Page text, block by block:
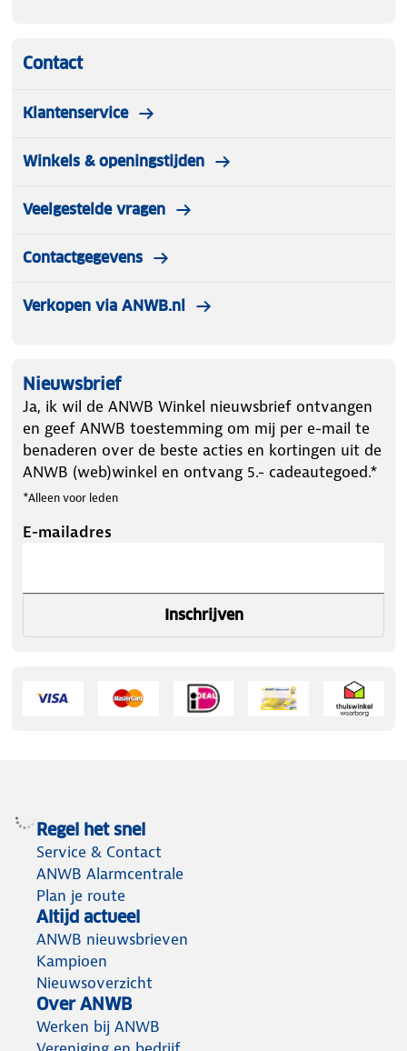
Contact
Klantenservice
Winkels & openingstijden
Veelgestelde vragen
Contactgegevens
Verkopen via ANWB.nl
Nieuwsbrief
Ja, ik wil de ANWB Winkel nieuwsbrief ontvangen
en geef ANWB toestemming om mij per e-mail te
benaderen over de beste acties en kortingen uit de
ANWB (web)winkel en ontvang 5.- cadeautegoed.*
*Alleen voor leden
E-mailadres
Inschrijven
Regel het snel
Service & Contact
ANWB Alarmcentrale
Plan je route
Altijd actueel
ANWB nieuwsbrieven
Kampioen
Nieuwsoverzicht
Over ANWB
Werken bij ANWB